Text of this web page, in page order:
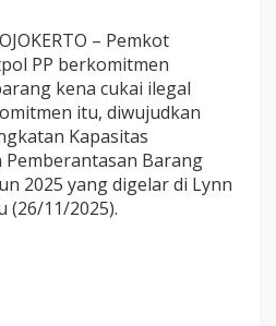
a
i
l
g
a
l
u
– Pemkot
PP berkomitmen
kena cukai ilegal
itu, diwujudkan
Kapasitas
Pemberantasan Barang
2025 yang digelar di Lynn
(26/11/2025).